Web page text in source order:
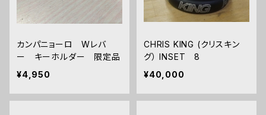
カンパニョーロ Wレバ
ー キーホルダー 限定品
¥4,950
CHRIS KING (クリスキン
グ） INSET 8
¥40,000